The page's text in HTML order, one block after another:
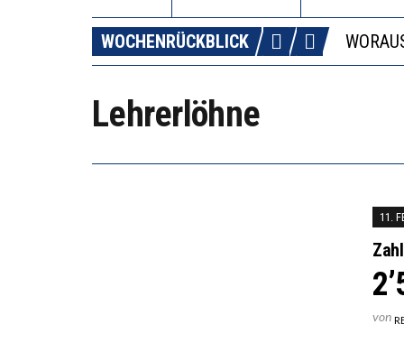
WOCHENRÜCKBLICK
DIE
“WIR
Lehrerlöhne
11.
von